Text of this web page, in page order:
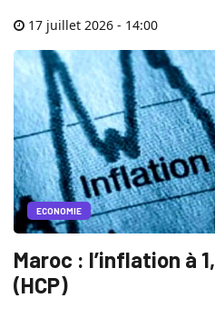
17 juillet 2026 - 14:00
ECONOMIE
Maroc : l’inflation à
(HCP)